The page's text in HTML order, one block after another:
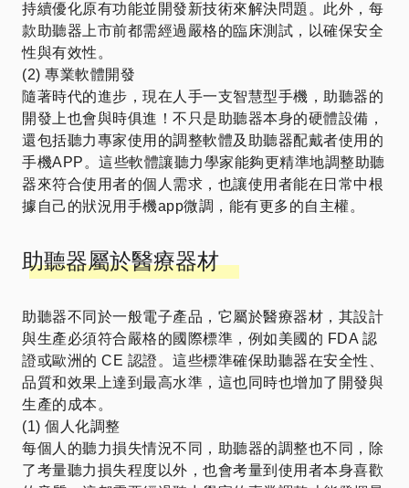
持續優化原有功能並開發新技術來解決問題。此外，每
款助聽器上市前都需經過嚴格的臨床測試，以確保安全
性與有效性。
(2) 專業軟體開發
隨著時代的進步，現在人手一支智慧型手機，助聽器的
開發上也會與時俱進！不只是助聽器本身的硬體設備，
還包括聽力專家使用的調整軟體及助聽器配戴者使用的
手機APP。這些軟體讓聽力學家能夠更精準地調整助聽
器來符合使用者的個人需求，也讓使用者能在日常中根
據自己的狀況用手機app微調，能有更多的自主權。
助聽器屬於醫療器材
助聽器不同於一般電子產品，它屬於醫療器材，其設計
與生產必須符合嚴格的國際標準，例如美國的 FDA 認
證或歐洲的 CE 認證。這些標準確保助聽器在安全性、
品質和效果上達到最高水準，這也同時也增加了開發與
生產的成本。
(1) 個人化調整
每個人的聽力損失情況不同，助聽器的調整也不同，除
了考量聽力損失程度以外，也會考量到使用者本身喜歡